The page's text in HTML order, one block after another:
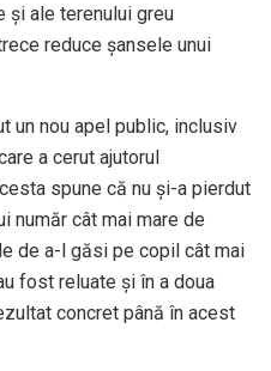
ale terenului greu
reduce șansele unui
un nou apel public, inclusiv
a cerut ajutorul
spune că nu și-a pierdut
număr cât mai mare de
de a-l găsi pe copil cât mai
fost reluate și în a doua
concret până în acest